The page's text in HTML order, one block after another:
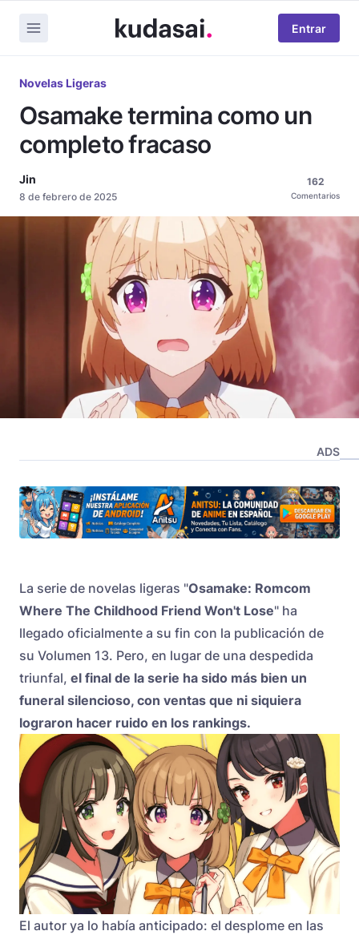
Entrar
Novelas Ligeras
Osamake termina como un
completo fracaso
Jin
8 de febrero de 2025
162
Comentarios
ADS
La serie de novelas ligeras "Osamake: Romcom
Where The Childhood Friend Won't Lose" ha
llegado oficialmente a su fin con la publicación de
su Volumen 13. Pero, en lugar de una despedida
triunfal, el final de la serie ha sido más bien un
funeral silencioso, con ventas que ni siquiera
lograron hacer ruido en los rankings.
El autor ya lo había anticipado: el desplome en las